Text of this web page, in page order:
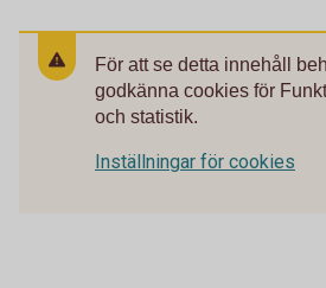
För att se detta innehåll
godkänna cookies för
och statistik.
Inställningar för cookies